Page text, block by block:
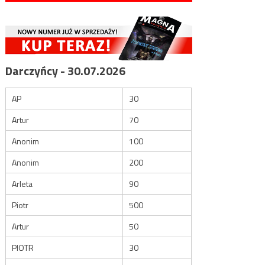
Darczyńcy - 30.07.2026
AP
30
Artur
70
Anonim
100
Anonim
200
Arleta
90
Piotr
500
Artur
50
PIOTR
30